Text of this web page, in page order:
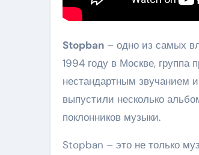
Stopban – одно из самых
1994 году в Москве,
нестандартным звучанием
выпустили несколько
поклонников музыки.
Stopban – это не только